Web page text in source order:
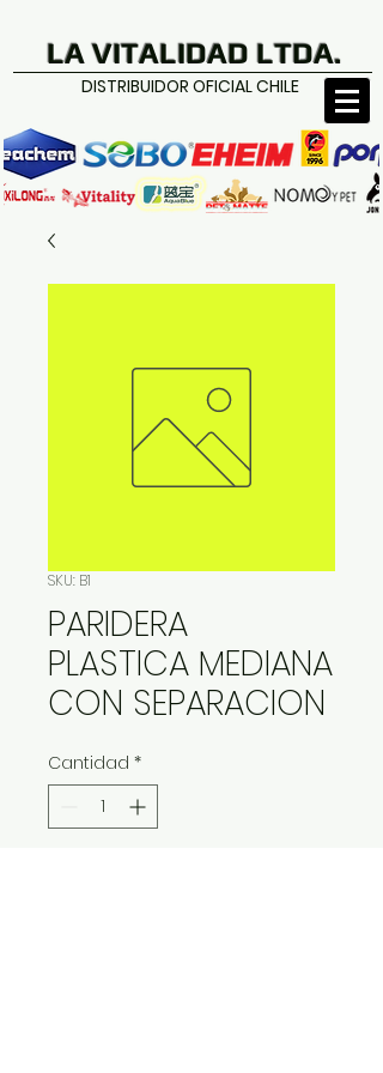
LA VITALIDAD LTDA.
DISTRIBUIDOR OFICIAL CHILE
SKU: B1
PARIDERA
PLASTICA MEDIANA
CON SEPARACION
Cantidad *